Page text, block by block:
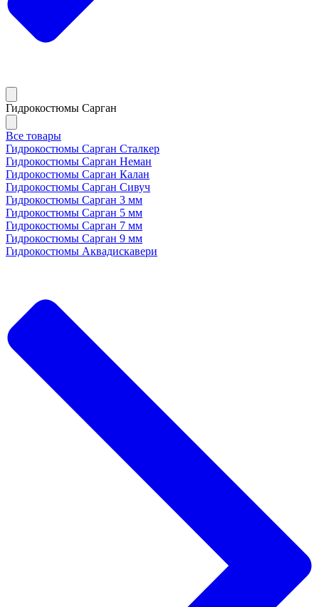
Гидрокостюмы Сарган
Все товары
Гидрокостюмы Сарган Сталкер
Гидрокостюмы Сарган Неман
Гидрокостюмы Сарган Калан
Гидрокостюмы Сарган Сивуч
Гидрокостюмы Сарган 3 мм
Гидрокостюмы Сарган 5 мм
Гидрокостюмы Сарган 7 мм
Гидрокостюмы Сарган 9 мм
Гидрокостюмы Аквадискавери